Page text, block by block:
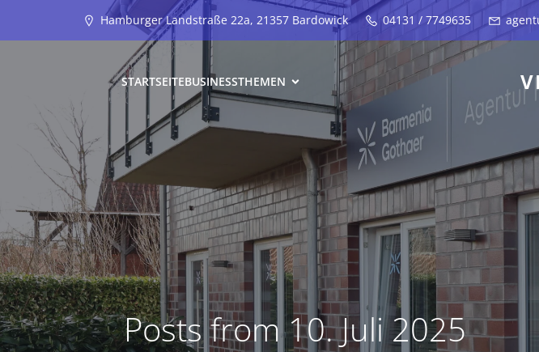
Hamburger Landstraße 22a, 21357 Bardowick 04131 / 7749635
STARTSEITEBUSINESSTHEMEN
Posts from 10. Juli 2025